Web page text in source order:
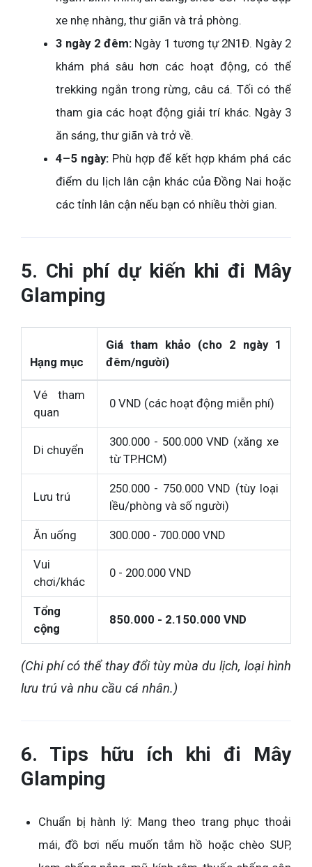
xe nhẹ nhàng, thư giãn và trả phòng.
3 ngày 2 đêm:Ngày 1 tương tự 2N1Đ. Ngày 2
khám phá sâu hơn các hoạt động, có thể
trekking ngắn trong rừng, câu cá. Tối có thể
tham gia các hoạt động giải trí khác. Ngày 3
ăn sáng, thư giãn và trở về.
4–5 ngày: Phù hợp để kết hợp khám phá các
điểm du lịch lân cận khác của Đồng Nai hoặc
các tỉnh lân cận nếu bạn có nhiều thời gian.
5. Chi phí dự kiến khi đi Mây
Glamping
Hạng mục
Giá tham khảo (cho 2 ngày 1
đêm/người)
Vé tham
quan
0 VND (các hoạt động miễn phí)
Di chuyển
300.000 - 500.000 VND (xăng xe
từ TP.HCM)
Lưu trú
250.000 - 750.000 VND (tùy loại
lều/phòng và số người)
Ăn uống 300.000 - 700.000 VND
Vui
chơi/khác
0 - 200.000 VND
Tổng
cộng
850.000 - 2.150.000 VND
(Chi phí có thể thay đổi tùy mùa du lịch, loại hình
lưu trú và nhu cầu cá nhân.)
6. Tips hữu ích khi đi Mây
Glamping
Chuẩn bị hành lý: Mang theo trang phục thoải
mái, đồ bơi nếu muốn tắm hồ hoặc chèo SUP,